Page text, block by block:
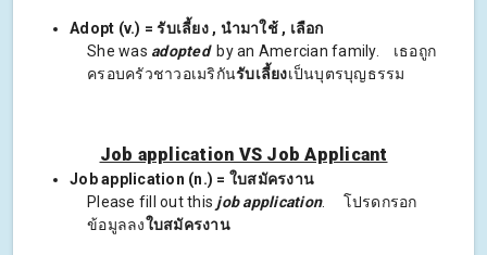
Adopt (v.) = รับเลี้ยง , นำมาใช้ , เลือก
She was adoptedby an Amercian family. เธอถูก
ครอบครัวชาวอเมริกันรับเลี้ยงเป็นบุตรบุญธรรม
Job application VS Job Applicant
Job application (n.) = ใบสมัครงาน
Please fill out this job application. โปรดกรอก
ข้อมูลลงใบสมัครงาน